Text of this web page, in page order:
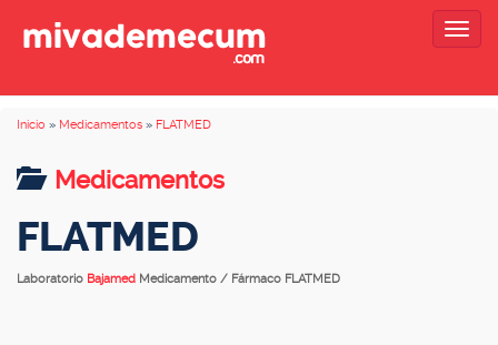
Inicio » Medicamentos » FLATMED
Medicamentos
FLATMED
Laboratorio Bajamed Medicamento / Fármaco FLATMED